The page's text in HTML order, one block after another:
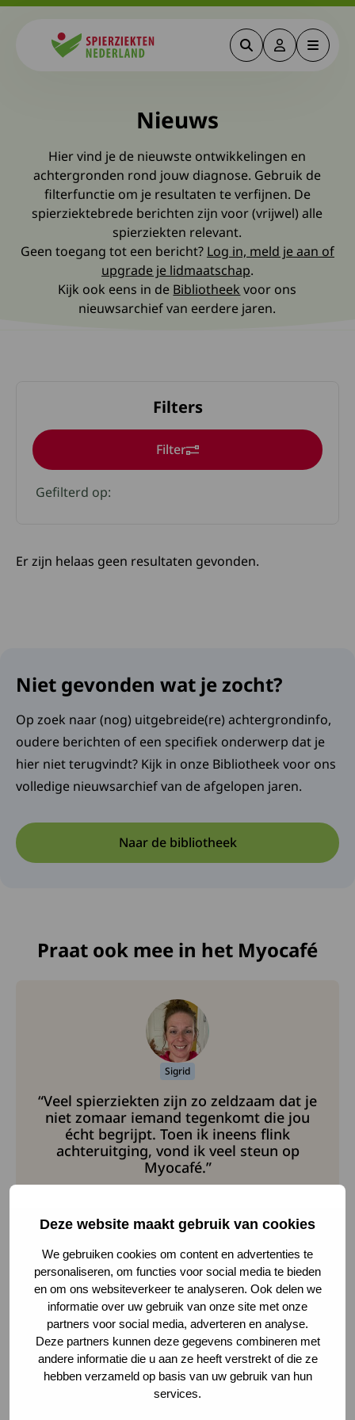
Deze website maakt gebruik van cookies
We gebruiken cookies om content en advertenties te
personaliseren, om functies voor social media te bieden
en om ons websiteverkeer te analyseren. Ook delen we
informatie over uw gebruik van onze site met onze
partners voor social media, adverteren en analyse.
Deze partners kunnen deze gegevens combineren met
andere informatie die u aan ze heeft verstrekt of die ze
hebben verzameld op basis van uw gebruik van hun
services.
ZoekenDeze link
Menu
Nieuws
Hier vind je de nieuwste ontwikkelingen en
achtergronden rond jouw diagnose. Gebruik de
filterfunctie om je resultaten te verfijnen. De
spierziektebrede berichten zijn voor (vrijwel) alle
spierziekten relevant.
Geen toegang tot een bericht? Log in, meld je aan of
upgrade je lidmaatschap.
Kijk ook eens in de Bibliotheek voor ons
nieuwsarchief van eerdere jaren.
Filters
Filter
Klik op een geselecteerde om deze te verwijderen
Gefilterd op:
Er zijn helaas geen resultaten gevonden.
Niet gevonden wat je zocht?
Op zoek naar (nog) uitgebreide(re) achtergrondinfo,
oudere berichten of een specifiek onderwerp dat je
hier niet terugvindt? Kijk in onze Bibliotheek voor ons
volledige nieuwsarchief van de afgelopen jaren.
Naar de bibliotheek
Praat ook mee in het Myocafé
Sigrid
“Veel spierziekten zijn zo zeldzaam dat je
niet zomaar iemand tegenkomt die jou
écht begrijpt. Toen ik ineens flink
achteruitging, vond ik veel steun op
Myocafé.”
Naar het spierziektekanaal
Naar het kanaal voor leden
Deze link gaat naar een
Voordelen voor leden van
Spierziekten Nederland